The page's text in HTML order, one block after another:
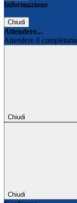
Informazione
Chiudi
Attendere...
Attendere il
Chiudi
Chiudi